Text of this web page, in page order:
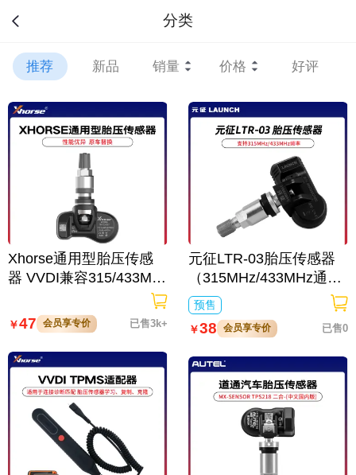
分类
推荐 新品 销量 价格 好评
Xhorse通用型胎压传感
器 VVDI兼容315/433Mhz
￥47 会员享专价 已售3k+
元征LTR-03胎压传感器
（315MHz/433MHz通
用）
预售
￥38 会员享专价 已售0